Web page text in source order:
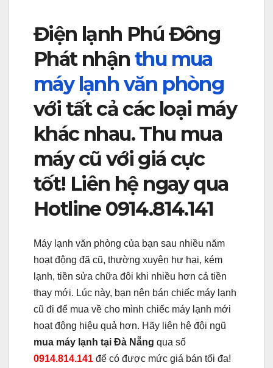
Điện lạnh Phú Đông
Phát nhận thu mua
máy lạnh văn phòng
với tất cả các loại máy
khác nhau. Thu mua
máy cũ với giá cực
tốt! Liên hệ ngay qua
Hotline 0914.814.141
Máy lạnh văn phòng của bạn sau nhiều năm
hoạt động đã cũ, thường xuyên hư hại, kém
lạnh, tiền sửa chữa đôi khi nhiều hơn cả tiền
thay mới. Lúc này, bạn nên bán chiếc máy lạnh
cũ đi để mua về cho mình chiếc máy lạnh mới
hoạt động hiệu quả hơn. Hãy liên hệ đội ngũ
mua máy lạnh tại Đà Nẵng qua số
0914.814.141 để có được mức giá bán tối đa!